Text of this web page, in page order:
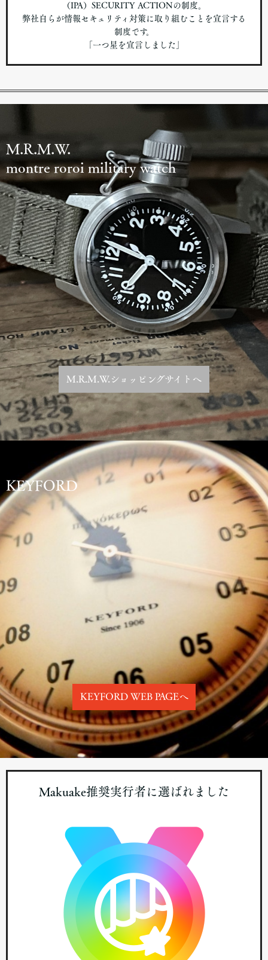
（IPA）SECURITY ACTIONの制度。
弊社自らが情報セキュリティ対策に取り組むことを宣言する
制度です。
「一つ星を宣言しました」
M.R.M.W.
montre roroi military watch
M.R.M.W.ショッピングサイトへ
KEYFORD
KEYFORD WEB PAGEへ
Makuake推奨実行者に選ばれました